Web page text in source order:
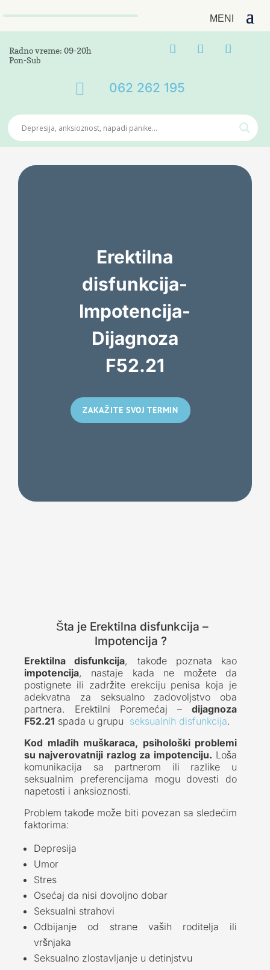
Radno vreme: 09-20h
Pon-Sub
 062 262 195
Erektilna
disfunkcija-
Impotencija-
Dijagnoza
F52.21
ZAKAŽITE SVOJ TERMIN
Šta je Erektilna disfunkcija –
Impotencija ?
Erektilna disfunkcija, takođe poznata kao
impotencija, nastaje kada ne možete da
postignete ili zadržite erekciju penisa koja je
adekvatna za seksualno zadovoljstvo oba
partnera. Erektilni Poremećaj – dijagnoza
F52.21 spada u grupu seksualnih disfunkcija.
Kod mlađih muškaraca, psihološki problemi
su najverovatniji razlog za impotenciju. Loša
komunikacija sa partnerom ili razlike u
seksualnim preferencijama mogu dovesti do
napetosti i anksioznosti.
Problem takođe može biti povezan sa sledećim
faktorima:
Depresija
Umor
Stres
Osećaj da nisi dovoljno dobar
Seksualni strahovi
Odbijanje od strane vaših roditelja ili
vršnjaka
Seksualno zlostavljanje u detinjstvu